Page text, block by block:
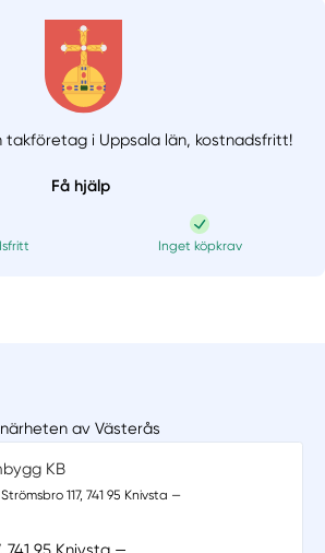
takföretag i Uppsala län, kostnadsfritt!
Få hjälp
Inget köpkrav
av Västerås
KB
Strömsbro 117, 741 95 Knivsta —